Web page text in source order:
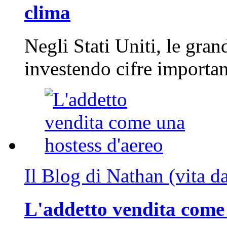
clima
Negli Stati Uniti, le
investendo cifre
Il Blog di Nathan (vita
L'addetto vendita